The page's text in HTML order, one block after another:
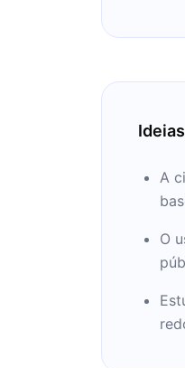
na
Azul
bater
Jodie
A
O